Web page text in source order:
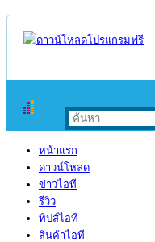
หน้าแรก
ดาวน์โหลด
ข่าวไอที
รีวิว
ทิปส์ไอที
สินค้าไอที